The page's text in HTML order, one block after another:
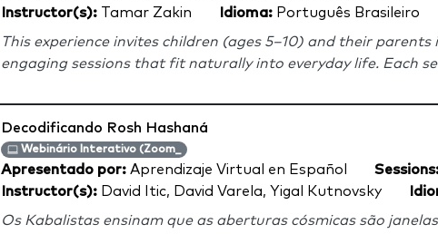
Instructor(s): Tamar Zakin Idioma: Português Brasileiro
This experience invites children (ages 5–10) and their
engaging sessions that fit naturally into everyday life. Each
Decodificando Rosh Hashaná
Webinário Interativo (Zoom_
Apresentado por: Aprendizaje Virtual en Español
Instructor(s): David Itic, David Varela, Yigal Kutnovsky
Os Kabalistas ensinam que as aberturas cósmicas são